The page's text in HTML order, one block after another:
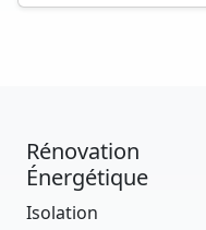
Rénovation
Énergétique
Isolation